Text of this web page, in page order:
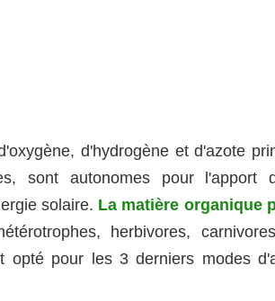
d'hydrogène et d'azote
sont autonomes pour l'apport
solaire. La matière organique
herbivores,
opté pour les 3 derniers modes